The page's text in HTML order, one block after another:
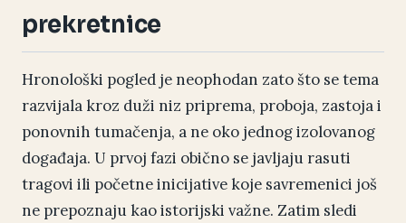
prekretnice
Hronološki pogled je neophodan zato što se tema
razvijala kroz duži niz priprema, proboja, zastoja i
ponovnih tumačenja, a ne oko jednog izolovanog
događaja. U prvoj fazi obično se javljaju rasuti
tragovi ili početne inicijative koje savremenici još
ne prepoznaju kao istorijski važne. Zatim sledi